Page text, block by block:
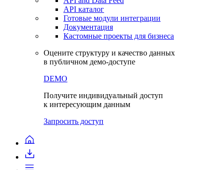
API каталог
Готовые модули интеграции
Документация
Кастомные проекты для бизнеса
Оцените структуру и качество данных
в публичном демо-доступе
DEMO
Получите индивидуальный доступ
к интересующим данным
Запросить доступ